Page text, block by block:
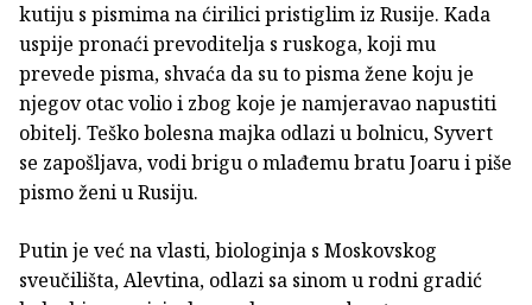
kutiju s pismima na ćirilici pristiglim iz Rusije. Kada
uspije pronaći prevoditelja s ruskoga, koji mu
prevede pisma, shvaća da su to pisma žene koju je
njegov otac volio i zbog koje je namjeravao napustiti
obitelj. Teško bolesna majka odlazi u bolnicu, Syvert
se zapošljava, vodi brigu o mlađemu bratu Joaru i piše
pismo ženi u Rusiju.
Putin je već na vlasti, biologinja s Moskovskog
sveučilišta, Alevtina, odlazi sa sinom u rodni gradić